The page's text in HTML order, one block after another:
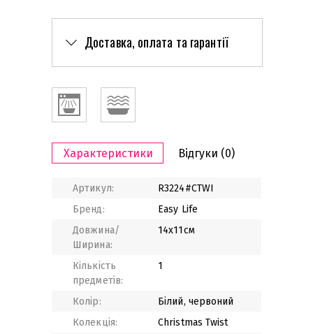
Доставка, оплата та гарантії
Характеристики Відгуки (0)
Артикул:
R3224#CTWI
Бренд:
Easy Life
Довжина/
Ширина:
14х11см
Кількість
предметів:
1
Колір:
Білий, червоний
Колекція:
Christmas Twist